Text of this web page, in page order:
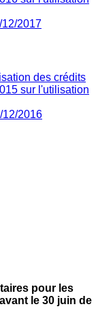
2017
des crédits
sur l'utilisation
12/2016
pour les
le 30 juin de